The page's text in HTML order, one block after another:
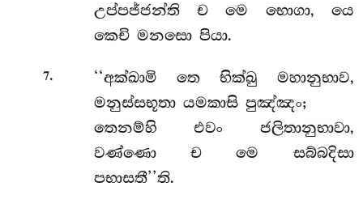
උප්පජ්ජන්ති ච මෙ භොගා, යෙ
කෙචි මනසො පියා.
7. ‘‘අක්ඛාමි තෙ භික්ඛු මහානුභාව,
මනුස්සභූතා යමකාසි පුඤ්ඤං;
තෙනම්හි එවං ජලිතානුභාවා,
වණ්ණො ච මෙ සබ්බදිසා
පභාසතී’’ති.